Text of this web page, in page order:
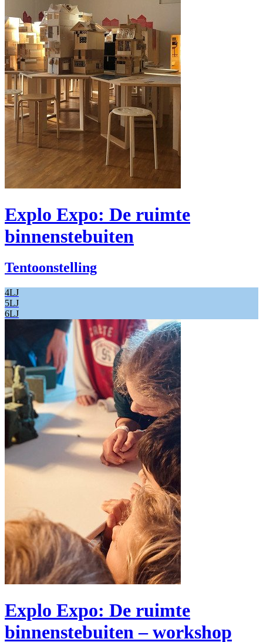
Explo Expo: De ruimte
binnenstebuiten
Tentoonstelling
4LJ
5LJ
6LJ
Explo Expo: De ruimte
binnenstebuiten – workshop